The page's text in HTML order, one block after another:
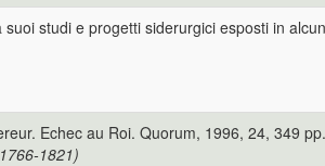
suoi studi e progetti siderurgici esposti in
Echec au Roi. Quorum, 1996, 24, 349 pp.
1821)